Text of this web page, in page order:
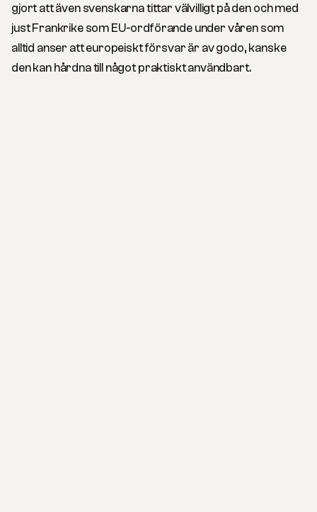
gjort att även svenskarna tittar välvilligt på den och med
just Frankrike som EU-ordförande under våren som
alltid anser att europeiskt försvar är av godo, kanske
den kan hårdna till något praktiskt användbart.